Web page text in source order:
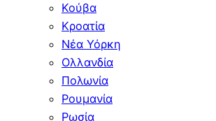
Κούβα
Κροατία
Νέα Υόρκη
Ολλανδία
Πολωνία
Ρουμανία
Ρωσία